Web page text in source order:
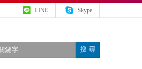
LINE Skype
搜 尋